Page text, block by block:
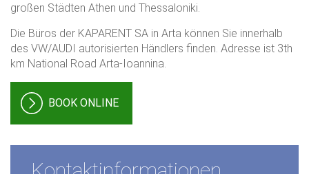
großen Städten Athen und Thessaloniki.
Die Büros der KAPARENT SA in Arta können Sie innerhalb
des VW/AUDI autorisierten Händlers finden. Adresse ist 3th
km National Road Arta-Ioannina.
ΒΟΟΚ ONLINE